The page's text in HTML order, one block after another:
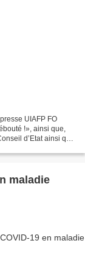
UIAFP FO
!», ainsi que,
d’Etat ainsi que
maladie